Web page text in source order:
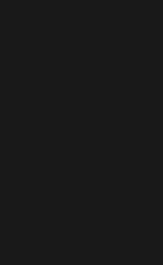
ventana)
ventana)